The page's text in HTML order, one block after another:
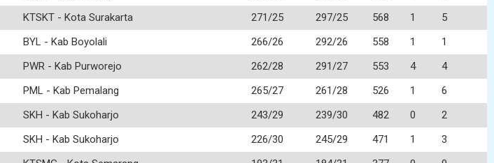
KTSKT - Kota Surakarta 271/25 297/25 568 1
5
BYL - Kab Boyolali 266/26 292/26 558 1
1
PWR - Kab Purworejo 262/28 291/27 553 4
4
PML - Kab Pemalang 265/27 261/28 526 1
6
SKH - Kab Sukoharjo 243/29 239/30 482 0
2
SKH - Kab Sukoharjo 226/30 245/29 471 1
3